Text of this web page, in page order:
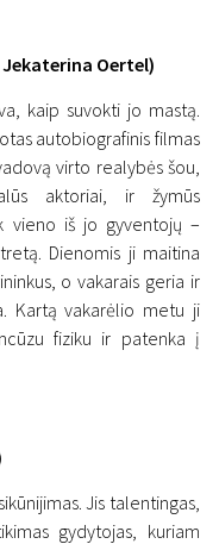
pamokos
Oertel)
kaip suvokti jo mastą.
autobiografinis filmas
virto realybės šou,
aktoriai, ir žymūs
vieno iš jo gyventojų –
Dienomis ji maitina
o vakarais geria ir
Kartą vakarėlio metu ji
fiziku ir patenka į
Jis talentingas,
gydytojas, kuriam